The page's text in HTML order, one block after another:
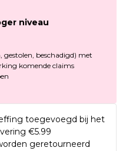
niveau
gestolen, beschadigd) met
komende claims
toegevoegd bij het
€5.99
geretourneerd